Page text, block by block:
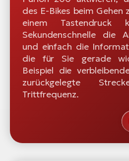
des E-Bikes beim Gehen
einem Tastendruck
Sekundenschnelle die
und einfach die
die für Sie gerade
Beispiel die
zurückgelegte
Trittfrequenz.